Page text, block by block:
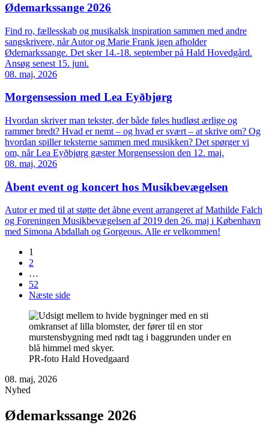
Ødemarkssange 2026
Find ro, fællesskab og musikalsk inspiration sammen med andre
sangskrivere, når Autor og Marie Frank igen afholder
Ødemarkssange. Det sker 14.-18. september på Hald Hovedgård.
Ansøg senest 15. juni.
08. maj, 2026
Morgensession med Lea Eyðbjørg
Hvordan skriver man tekster, der både føles hudløst ærlige og
rammer bredt? Hvad er nemt – og hvad er svært – at skrive om? Og
hvordan spiller teksterne sammen med musikken? Det spørger vi
om, når Lea Eyðbjørg gæster Morgensession den 12. maj.
08. maj, 2026
Åbent event og koncert hos Musikbevægelsen
Autor er med til at støtte det åbne event arrangeret af Mathilde Falch
og Foreningen Musikbevægelsen af 2019 den 26. maj i København
med Simona Abdallah og Gorgeous. Alle er velkommen!
1
2
…
52
Næste side
PR-foto Hald Hovedgaard
08. maj, 2026
Nyhed
Ødemarkssange 2026